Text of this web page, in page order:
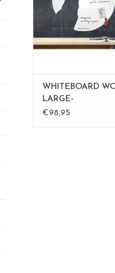
marker en
Ideaal voor je
huisgenoten, of
formaat 67 x
WHITEBOARD
LARGE-
€98,95